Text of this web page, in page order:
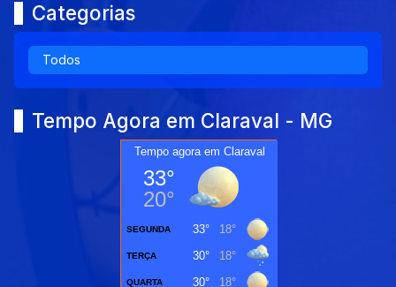
Categorias
Todos
Tempo Agora em Claraval - MG